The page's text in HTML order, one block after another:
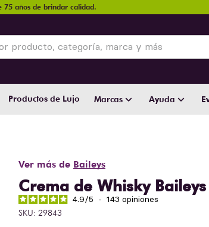
75 años de brindar calidad.
categoría, marca y más
Productos de Lujo Marcas Ayuda
Ver más de Baileys
Crema de Whisky Baileys
4.9/5 - 143 opiniones
SKU: 29843